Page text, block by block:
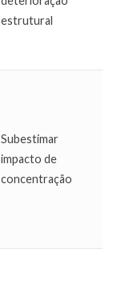
estrutural
Subestimar
impacto de
concentração